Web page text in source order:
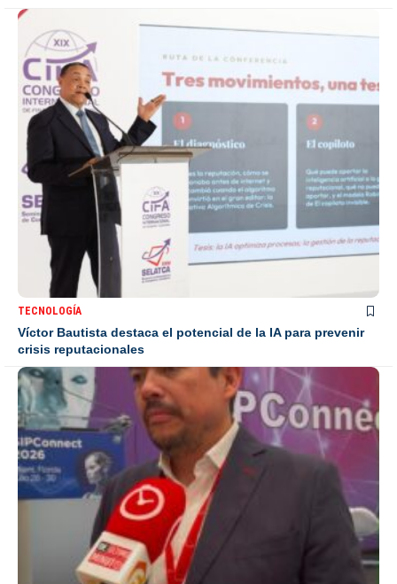
TECNOLOGÍA
Víctor Bautista destaca el potencial de la IA para prevenir
crisis reputacionales